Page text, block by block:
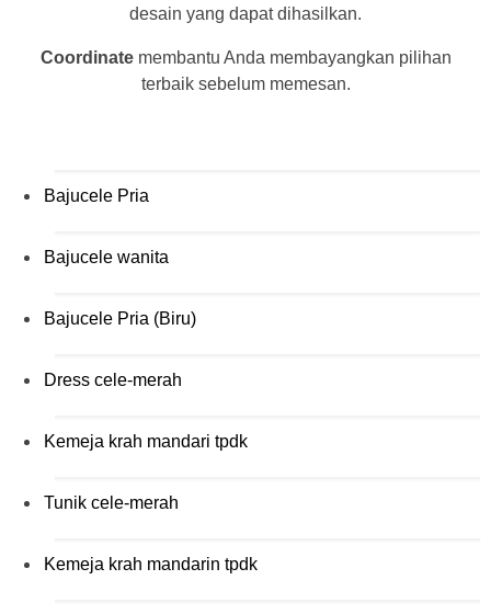
Craft
desain yang dapat dihasilkan.
Coordinatemembantu Anda membayangkan pilihan
terbaik sebelum memesan.
Bajucele Pria
Bajucele wanita
Bajucele Pria (Biru)
Dress cele-merah
Kemeja krah mandari tpdk
Tunik cele-merah
Kemeja krah mandarin tpdk